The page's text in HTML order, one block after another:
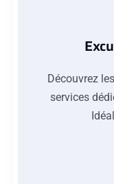
Découvrez
services